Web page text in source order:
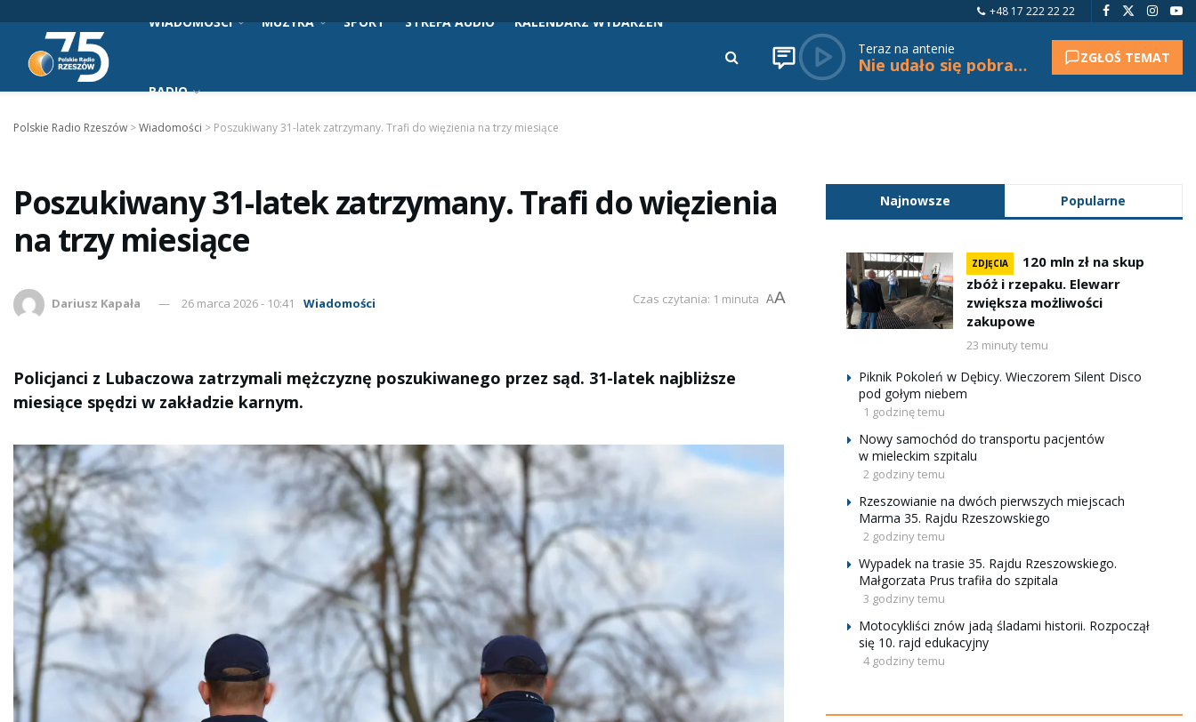
+48 17 222 22 22
WIADOMOŚCI MUZYKA SPORT STREFA AUDIO KALENDARZ WYDARZEŃ
RADIO
Teraz na antenie
Nie udało się pobrać tytułu. ZGŁOŚ TEMAT
Polskie Radio Rzeszów >Wiadomości > Poszukiwany 31-latek zatrzymany. Trafi do więzienia na trzy miesiące
Poszukiwany 31-latek zatrzymany. Trafi do więzienia
na trzy miesiące
Dariusz Kapała 26 marca 2026 - 10:41 Wiadomości Czas czytania: 1 minuta AA
Policjanci z Lubaczowa zatrzymali mężczyznę poszukiwanego przez sąd. 31-latek najbliższe
miesiące spędzi w zakładzie karnym.
Najnowsze Popularne
ZDJĘCIA
120 mln zł na skup
zbóż i rzepaku. Elewarr
zwiększa możliwości
zakupowe
23 minuty temu
Piknik Pokoleń w Dębicy. Wieczorem Silent Disco
pod gołym niebem
1 godzinę temu
Nowy samochód do transportu pacjentów
w mieleckim szpitalu
2 godziny temu
Rzeszowianie na dwóch pierwszych miejscach
Marma 35. Rajdu Rzeszowskiego
2 godziny temu
Wypadek na trasie 35. Rajdu Rzeszowskiego.
Małgorzata Prus trafiła do szpitala
3 godziny temu
Motocykliści znów jadą śladami historii. Rozpoczął
się 10. rajd edukacyjny
4 godziny temu